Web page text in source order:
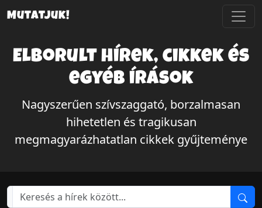
Mutatjuk!
Elborult hírek, cikkek és
egyéb írások
Nagyszerűen szívszaggató, borzalmasan
hihetetlen és tragikusan
megmagyarázhatatlan cikkek gyűjteménye